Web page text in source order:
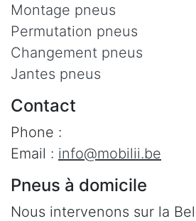
Montage pneus
Permutation pneus
Changement pneus
Jantes pneus
Contact
Phone :
Email : info@mobilii.be
Pneus à domicile
Nous intervenons sur la